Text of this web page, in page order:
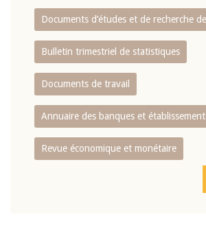
Documents d’études et de recherche
Bulletin trimestriel de statistiques
Documents de travail
Annuaire des banques et
Revue économique et monétaire